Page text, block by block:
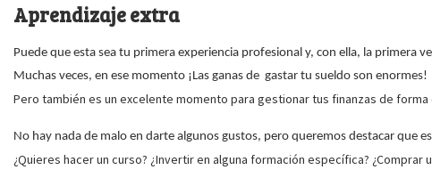
Aprendizaje extra
Puede que esta sea tu primera experiencia profesional y, con ella, la primera
Muchas veces, en ese momento ¡Las ganas de gastar tu sueldo son enormes!
Pero también es un excelente momento para gestionar tus finanzas de
No hay nada de malo en darte algunos gustos, pero queremos destacar que
¿Quieres hacer un curso? ¿Invertir en alguna formación específica?